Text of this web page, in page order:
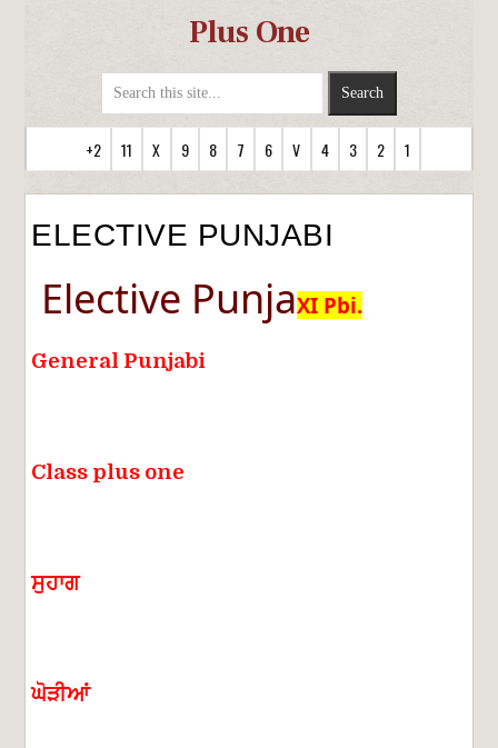
Plus One
+2 11 X 9 8 7 6 V 4 3 2 1
ELECTIVE PUNJABI
Elective PunjaXI Pbi.
General Punjabi
Class plus one
ਸੁਹਾਗ
ਘੋੜੀਆਂ